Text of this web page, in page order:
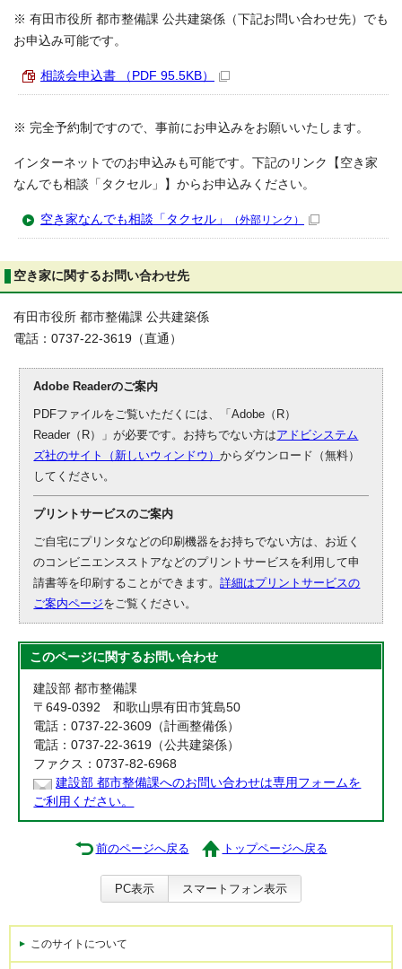
※ 有田市役所 都市整備課 公共建築係（下記お問い合わせ先）でも
お申込み可能です。
相談会申込書 （PDF 95.5KB）
※ 完全予約制ですので、事前にお申込みをお願いいたします。
インターネットでのお申込みも可能です。下記のリンク【空き家
なんでも相談「タクセル」】からお申込みください。
空き家なんでも相談「タクセル」 （外部リンク）
空き家に関するお問い合わせ先
有田市役所 都市整備課 公共建築係
電話：0737-22-3619（直通）
Adobe Readerのご案内
PDFファイルをご覧いただくには、「Adobe（R）
Reader（R）」が必要です。お持ちでない方はアドビシステム
ズ社のサイト（新しいウィンドウ）からダウンロード（無料）
してください。
プリントサービスのご案内
ご自宅にプリンタなどの印刷機器をお持ちでない方は、お近く
のコンビニエンスストアなどのプリントサービスを利用して申
請書等を印刷することができます。詳細はプリントサービスの
ご案内ページをご覧ください。
このページに関するお問い合わせ
建設部 都市整備課
〒649-0392 和歌山県有田市箕島50
電話：0737-22-3609（計画整備係）
電話：0737-22-3619（公共建築係）
ファクス：0737-82-6968
建設部 都市整備課へのお問い合わせは専用フォームを
ご利用ください。
前のページへ戻る トップページへ戻る
PC表示 スマートフォン表示
このサイトについて